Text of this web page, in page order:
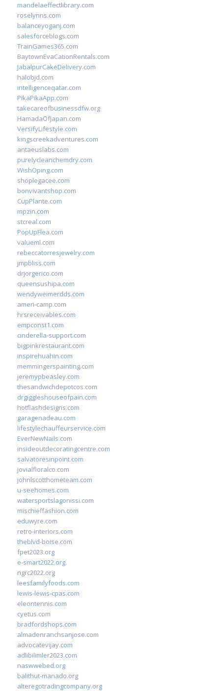
mandelaeffectlibrary.com
roselynns.com
balanceyoganj.com
salesforceblogs.com
TrainGames365.com
BaytownEvaCationRentals.com
JabalpurCakeDelivery.com
halobjd.com
intelligenceqatar.com
PikaPikaApp.com
takecareofbusinessdfw.org
HamadaOfJapan.com
VersifyLifestyle.com
kingscreekadventures.com
antaeuslabs.com
purelycleanchemdry.com
WishOping.com
shoplegacee.com
bonvivantshop.com
CupPlante.com
mpzin.com
stcreal.com
PopUpFlea.com
valueml.com
rebeccatorresjewelry.com
jmpbliss.com
drjorgerico.com
queensushipa.com
wendyweimerdds.com
ameri-camp.com
hrsreceivables.com
empconst1.com
cinderella-support.com
bigpinkrestaurant.com
inspirehuahin.com
memmingerspainting.com
jeremypbeasley.com
thesandwichdepotcos.com
drgiggleshouseofpain.com
hotflashdesigns.com
garagenadeau.com
lifestylechauffeurservice.com
EverNewNails.com
insideoutdecoratingcentre.com
salvatoresinpoint.com
jovialfloralco.com
johnlscotthometeam.com
u-seehomes.com
watersportslagonissi.com
mischieffashion.com
eduwyre.com
retro-interiors.com
theblvd-boise.com
fpet2023.org
e-smart2022.org
ngrc2022.org
leesfamilyfoods.com
lewis-lewis-cpas.com
eleontennis.com
cyetus.com
bradfordshops.com
almadenranchsanjose.com
advocatevijay.com
adlibilimler2023.com
naswwebed.org
balithut-manado.org
alteregotradingcompany.org